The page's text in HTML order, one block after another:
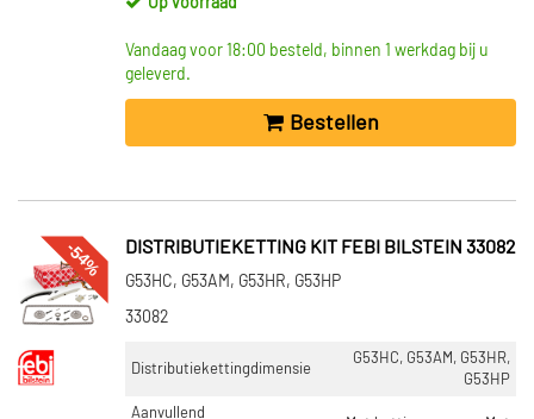
Op voorraad
Vandaag voor 18:00 besteld, binnen 1 werkdag bij u
geleverd.
Bestellen
-54% DISTRIBUTIEKETTING KIT FEBI BILSTEIN 33082
G53HC, G53AM, G53HR, G53HP
33082
Distributiekettingdimensie
G53HC, G53AM, G53HR,
G53HP
Aanvullend